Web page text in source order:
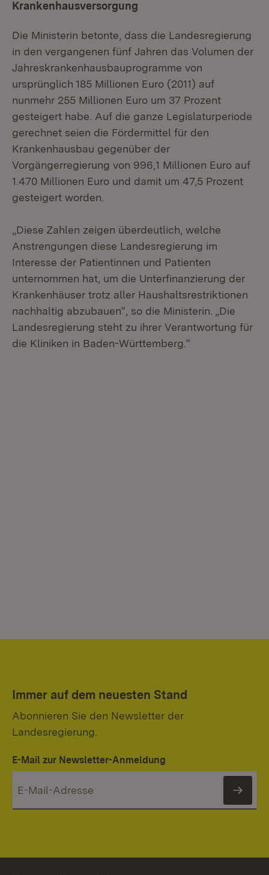
Krankenhausversorgung
Die Ministerin betonte, dass die Landesregierung
in den vergangenen fünf Jahren das Volumen der
Jahreskrankenhausbauprogramme von
ursprünglich 185 Millionen Euro (2011) auf
nunmehr 255 Millionen Euro um 37 Prozent
gesteigert habe. Auf die ganze Legislaturperiode
gerechnet seien die Fördermittel für den
Krankenhausbau gegenüber der
Vorgängerregierung von 996,1 Millionen Euro auf
1.470 Millionen Euro und damit um 47,5 Prozent
gesteigert worden.
„Diese Zahlen zeigen überdeutlich, welche
Anstrengungen diese Landesregierung im
Interesse der Patientinnen und Patienten
unternommen hat, um die Unterfinanzierung der
Krankenhäuser trotz aller Haushaltsrestriktionen
nachhaltig abzubauen“, so die Ministerin. „Die
Landesregierung steht zu ihrer Verantwortung für
die Kliniken in Baden-Württemberg.“
Immer auf dem neuesten Stand
Abonnieren Sie den Newsletter der
Landesregierung.
E-Mail zur Newsletter-Anmeldung